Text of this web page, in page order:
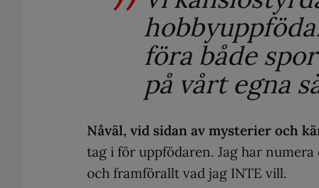
föra både
på vårt egna
Nåväl, vid sidan av mysterier och
tag i för uppfödaren. Jag har
och framförallt vad jag INTE vill.